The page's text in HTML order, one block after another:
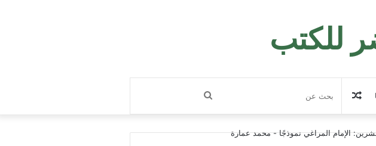
للكتب
بحث
عن
مقال
عشوائي